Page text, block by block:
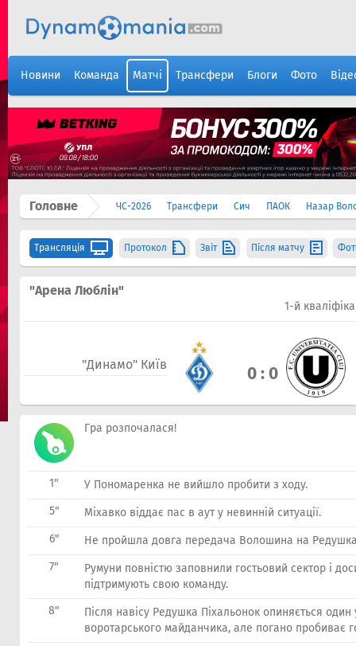
Новини Команда Матчі Трансфери Блоги Фото
Головне ЧС-2026 Трансфери Сич ПАОК Назар
Трансляція Протокол Звіт Після матчу
"Арена Люблін"
1-й
"Динамо" Київ 0 : 0
Гра розпочалася!
1"
У Пономаренка не вийшло пробити з ходу.
5"
Міхавко віддає пас в аут у невинній ситуації.
6"
Не пройшла довга передача Волошина на
7"
Румуни повністю заповнили гостьовий сектор і
підтримують свою команду.
8"
Після навісу Редушка Піхальонок опиняється один
воротарського майданчика, але погано пробиває